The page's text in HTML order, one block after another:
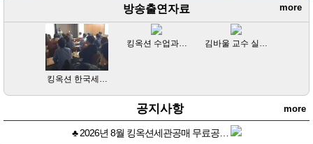
방송출연자료 more
킹옥션 한국세…
킹옥션 수업과… 김바울 교수 실…
공지사항 more
♣ 2026년 8월 킹옥션세관공매 무료공…